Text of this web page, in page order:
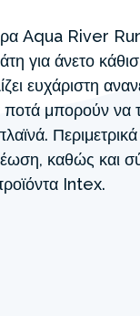
Aqua River
για άνετο
ευχάριστη
ποτά μπορούν να
καθώς και
Intex.